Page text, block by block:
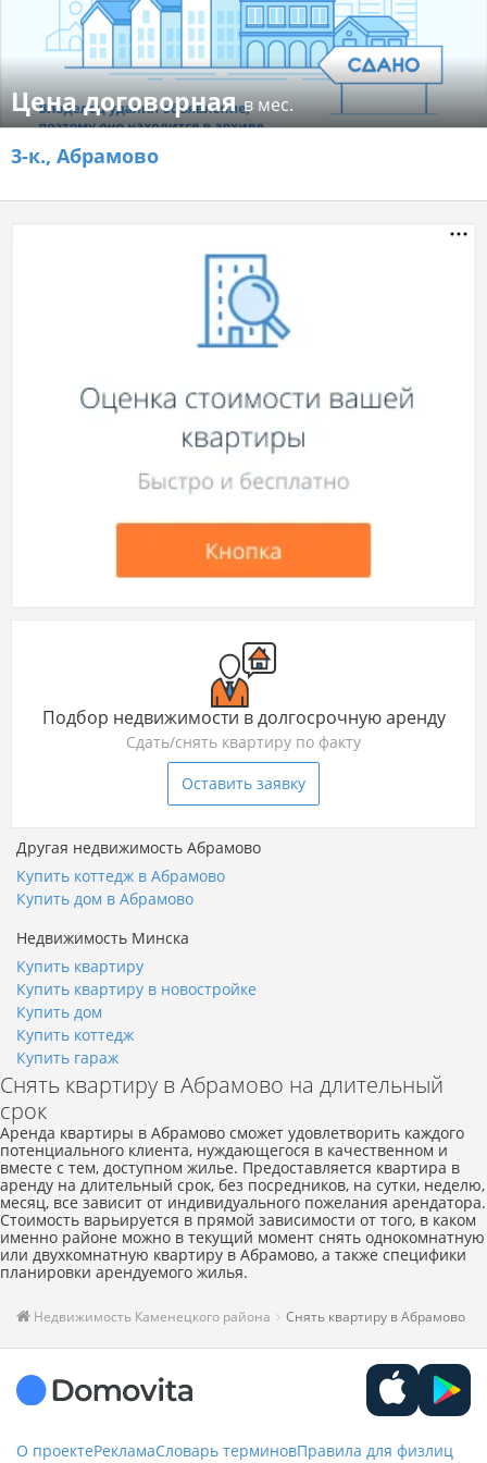
Цена договорнаяв мес.
3-к., Абрамово
Подбор недвижимости в долгосрочную аренду
Сдать/снять квартиру по факту
Оставить заявку
Другая недвижимость Абрамово
Купить коттедж в Абрамово
Купить дом в Абрамово
Недвижимость Минска
Купить квартиру
Купить квартиру в новостройке
Купить дом
Купить коттедж
Купить гараж
Снять квартиру в Абрамово на длительный
срок
Аренда квартиры в Абрамово сможет удовлетворить каждого
потенциального клиента, нуждающегося в качественном и
вместе с тем, доступном жилье. Предоставляется квартира в
аренду на длительный срок, без посредников, на сутки, неделю,
месяц, все зависит от индивидуального пожелания арендатора.
Стоимость варьируется в прямой зависимости от того, в каком
именно районе можно в текущий момент снять однокомнатную
или двухкомнатную квартиру в Абрамово, а также специфики
планировки арендуемого жилья.
Недвижимость Каменецкого района Снять квартиру в Абрамово
О проектеРекламаСловарь терминовПравила для физлиц